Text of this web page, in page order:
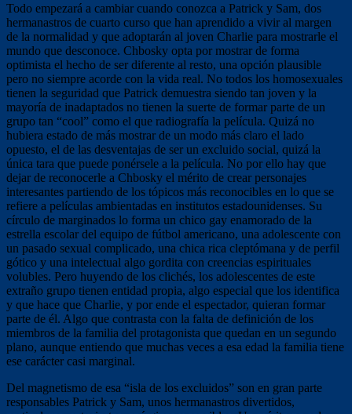
Todo empezará a cambiar cuando conozca a Patrick y Sam, dos
hermanastros de cuarto curso que han aprendido a vivir al margen
de la normalidad y que adoptarán al joven Charlie para mostrarle el
mundo que desconoce. Chbosky opta por mostrar de forma
optimista el hecho de ser diferente al resto, una opción plausible
pero no siempre acorde con la vida real. No todos los homosexuales
tienen la seguridad que Patrick demuestra siendo tan joven y la
mayoría de inadaptados no tienen la suerte de formar parte de un
grupo tan “cool” como el que radiografía la película. Quizá no
hubiera estado de más mostrar de un modo más claro el lado
opuesto, el de las desventajas de ser un excluido social, quizá la
única tara que puede ponérsele a la película. No por ello hay que
dejar de reconocerle a Chbosky el mérito de crear personajes
interesantes partiendo de los tópicos más reconocibles en lo que se
refiere a películas ambientadas en institutos estadounidenses. Su
círculo de marginados lo forma un chico gay enamorado de la
estrella escolar del equipo de fútbol americano, una adolescente con
un pasado sexual complicado, una chica rica cleptómana y de perfil
gótico y una intelectual algo gordita con creencias espirituales
volubles. Pero huyendo de los clichés, los adolescentes de este
extraño grupo tienen entidad propia, algo especial que los identifica
y que hace que Charlie, y por ende el espectador, quieran formar
parte de él. Algo que contrasta con la falta de definición de los
miembros de la familia del protagonista que quedan en un segundo
plano, aunque entiendo que muchas veces a esa edad la familia tiene
ese carácter casi marginal.
Del magnetismo de esa “isla de los excluidos” son en gran parte
responsables Patrick y Sam, unos hermanastros divertidos,